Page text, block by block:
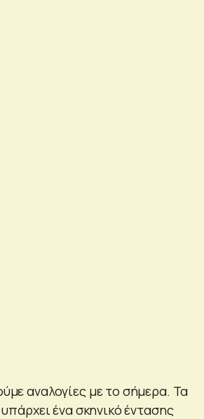
αναλογίες με το σήμερα. Τα
ένα σκηνικό έντασης